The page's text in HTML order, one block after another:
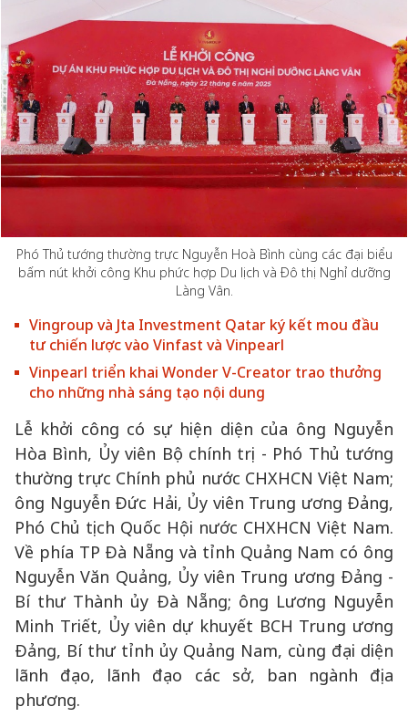
Phó Thủ tướng thường trực Nguyễn Hoà Bình cùng các đại biểu
bấm nút khởi công Khu phức hợp Du lịch và Đô thị Nghỉ dưỡng
Làng Vân.
Vingroup và Jta Investment Qatar ký kết mou đầu
tư chiến lược vào Vinfast và Vinpearl
Vinpearl triển khai Wonder V-Creator trao thưởng
cho những nhà sáng tạo nội dung
Lễ khởi công có sự hiện diện của ông Nguyễn
Hòa Bình, Ủy viên Bộ chính trị - Phó Thủ tướng
thường trực Chính phủ nước CHXHCN Việt Nam;
ông Nguyễn Đức Hải, Ủy viên Trung ương Đảng,
Phó Chủ tịch Quốc Hội nước CHXHCN Việt Nam.
Về phía TP Đà Nẵng và tỉnh Quảng Nam có ông
Nguyễn Văn Quảng, Ủy viên Trung ương Đảng -
Bí thư Thành ủy Đà Nẵng; ông Lương Nguyễn
Minh Triết, Ủy viên dự khuyết BCH Trung ương
Đảng, Bí thư tỉnh ủy Quảng Nam, cùng đại diện
lãnh đạo, lãnh đạo các sở, ban ngành địa
phương.